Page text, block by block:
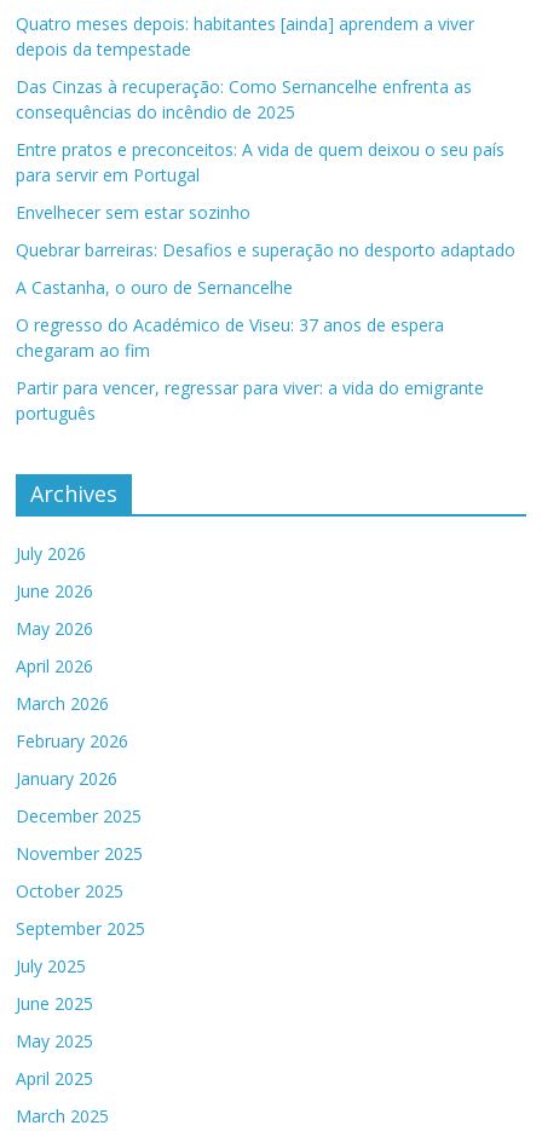
Quatro meses depois: habitantes [ainda] aprendem a viver
depois da tempestade
Das Cinzas à recuperação: Como Sernancelhe enfrenta as
consequências do incêndio de 2025
Entre pratos e preconceitos: A vida de quem deixou o seu país
para servir em Portugal
Envelhecer sem estar sozinho
Quebrar barreiras: Desafios e superação no desporto adaptado
A Castanha, o ouro de Sernancelhe
O regresso do Académico de Viseu: 37 anos de espera
chegaram ao fim
Partir para vencer, regressar para viver: a vida do emigrante
português
Archives
July 2026
June 2026
May 2026
April 2026
March 2026
February 2026
January 2026
December 2025
November 2025
October 2025
September 2025
July 2025
June 2025
May 2025
April 2025
March 2025